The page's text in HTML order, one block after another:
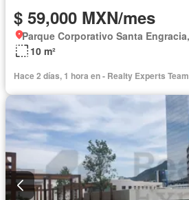
$ 59,000 MXN/mes
10 m²
Hace 2 días, 1 hora en - Realty Experts Team